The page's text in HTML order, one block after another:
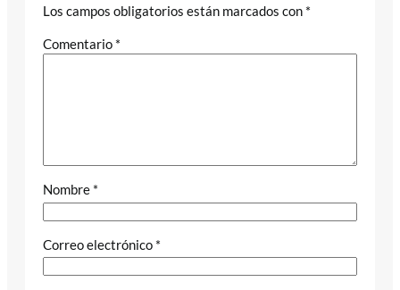
Los campos obligatorios están marcados con *
Comentario *
Nombre *
Correo electrónico *